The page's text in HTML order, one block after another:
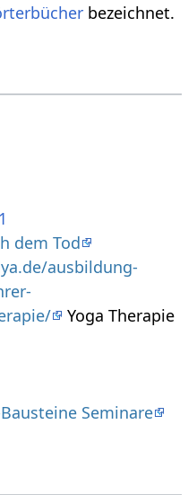
bezeichnet.
dem Tod
ausbildung-
Yoga Therapie
Seminare